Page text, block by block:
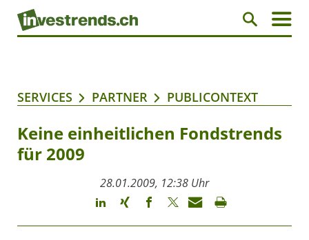
SERVICES PARTNER PUBLICONTEXT
Keine einheitlichen Fondstrends
für 2009
28.01.2009, 12:38 Uhr